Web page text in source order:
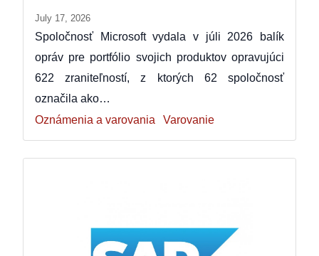
July 17, 2026
Spoločnosť Microsoft vydala v júli 2026 balík
opráv pre portfólio svojich produktov opravujúci
622 zraniteľností, z ktorých 62 spoločnosť
označila ako…
Oznámenia a varovania
Varovanie